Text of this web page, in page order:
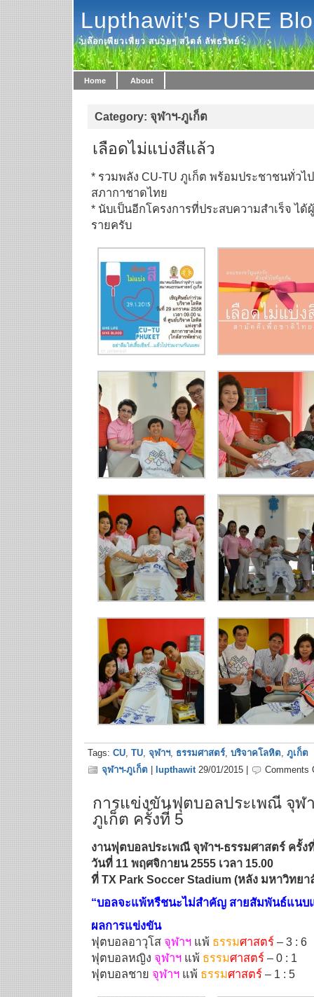
Lupthawit's PURE
บล๊อกเพียวเพียว สบายๆ สไตล์ ลัพธวิทย์
Home About
Category: จุฬาฯ-ภูเก็ต
เลือดไม่แบ่งสีแล้ว
* รวมพลัง CU-TU ภูเก็ต พร้อมประชาชนทั่วไ
สภากาชาดไทย
* นับเป็นอีกโครงการที่ประสบความสำเร็จ ไ
รายครับ
Tags: CU, TU, จุฬาฯ, ธรรมศาสตร์, บริจาคโลหิต, ภูเก็ต
จุฬาฯ-ภูเก็ต
lupthawit29/01/2015 | Comments
การแข่งขันฟุตบอลประเพณี จุฬ
ภูเก็ต ครั้งที่ 5
งานฟุตบอลประเพณี จุฬาฯ-ธรรมศาสตร์ ครั้ง
วันที่ 11 พฤศจิกายน 2555 เวลา 15.00
ที่ TX Park Soccer Stadium (หลัง มหาวิทย
“บอลจะแพ้หรืชนะไม่สำคัญ สายสัมพันธ์แนบ
ผลการแข่งขัน
ฟุตบอลอาวุโส จุฬาฯ แพ้ ธรรมศาสตร์ – 3 : 6
ฟุตบอลหญิง จุฬาฯ แพ้ ธรรมศาสตร์ – 0 : 1
ฟุตบอลชาย จุฬาฯ แพ้ ธรรมศาสตร์ – 1 : 5